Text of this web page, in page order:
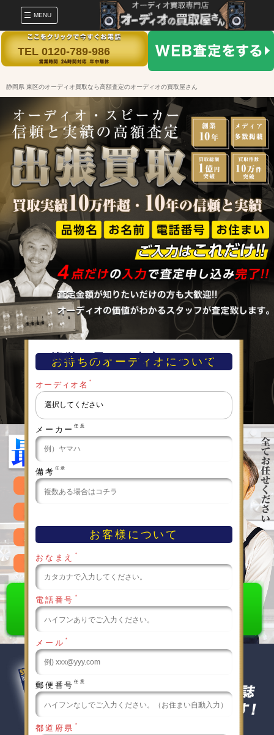
MENU
TEL 0120-789-986
静岡県 東区のオーディオ買取なら高額査定のオーディオの買取屋さん
簡単！早い！査定フォーム
お持ちのオーディオについて
オーディオ名 ＊
メーカー 任意
備考 任意
お客様について
おなまえ ＊
電話番号 ＊
メール ＊
郵便番号 任意
都道府県 ＊
0120-789-986